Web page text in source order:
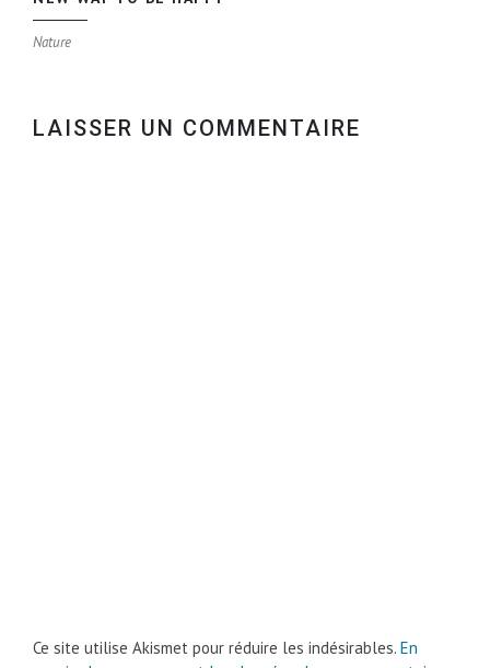
Nature
LAISSER UN COMMENTAIRE
Ce site utilise Akismet pour réduire les indésirables. En